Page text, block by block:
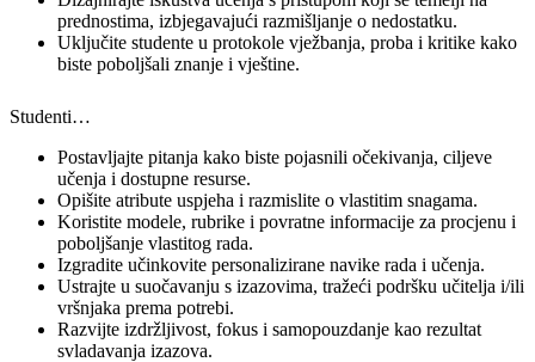
prednostima, izbjegavajući razmišljanje o nedostatku.
Uključite studente u protokole vježbanja, proba i kritike kako
biste poboljšali znanje i vještine.
Studenti…
Postavljajte pitanja kako biste pojasnili očekivanja, ciljeve
učenja i dostupne resurse.
Opišite atribute uspjeha i razmislite o vlastitim snagama.
Koristite modele, rubrike i povratne informacije za procjenu i
poboljšanje vlastitog rada.
Izgradite učinkovite personalizirane navike rada i učenja.
Ustrajte u suočavanju s izazovima, tražeći podršku učitelja i/ili
vršnjaka prema potrebi.
Razvijte izdržljivost, fokus i samopouzdanje kao rezultat
svladavanja izazova.